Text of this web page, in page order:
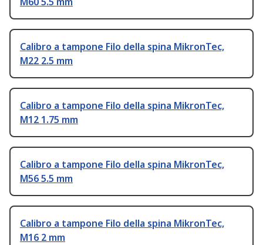
Calibro a tampone Filo della spina MikronTec,
M22 2.5 mm
Calibro a tampone Filo della spina MikronTec,
M12 1.75 mm
Calibro a tampone Filo della spina MikronTec,
M56 5.5 mm
Calibro a tampone Filo della spina MikronTec,
M16 2 mm